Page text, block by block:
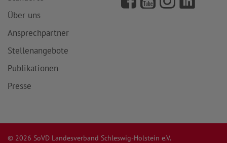
Über uns
Ansprechpartner
Stellenangebote
Publikationen
Presse
© 2026 SoVD Landesverband Schleswig-Holstein e.V.